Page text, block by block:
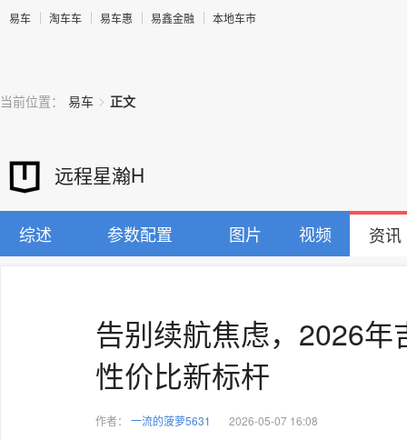
易车 淘车车 易车惠 易鑫金融 本地车市
当前位置： 易车 > 正文
远程星瀚H
综述 参数配置 图片 视频 资讯
告别续航焦虑，2026
性价比新标杆
作者： 一流的菠萝5631 2026-05-07 16:08